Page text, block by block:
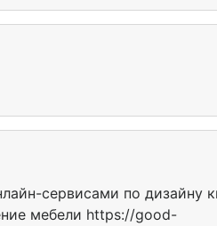
сервисами по дизайну
мебели https://good-